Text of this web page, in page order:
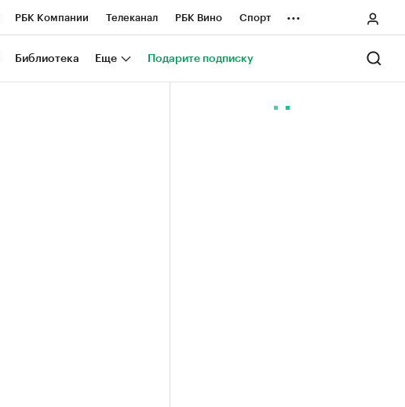
РБК Компании Телеканал РБК Вино Спорт
Национальные проекты Город
...
Библиотека Еще Подарите подписку